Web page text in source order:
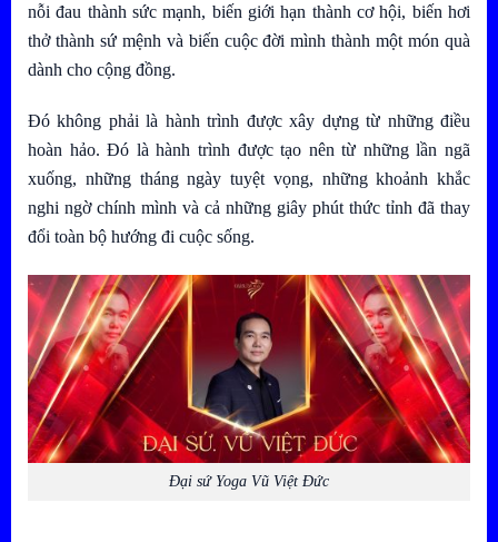
nỗi đau thành sức mạnh, biến giới hạn thành cơ hội, biến hơi
thở thành sứ mệnh và biến cuộc đời mình thành một món quà
dành cho cộng đồng.
Đó không phải là hành trình được xây dựng từ những điều
hoàn hảo. Đó là hành trình được tạo nên từ những lần ngã
xuống, những tháng ngày tuyệt vọng, những khoảnh khắc
nghi ngờ chính mình và cả những giây phút thức tỉnh đã thay
đổi toàn bộ hướng đi cuộc sống.
Đại sứ Yoga Vũ Việt Đức